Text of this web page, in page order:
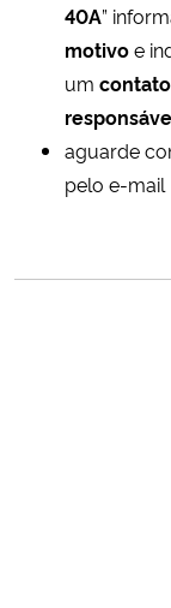
Ministério do Turismo
Ministério do
Controladoria-Geral da
Secretaria-Geral
40A”
motivoe
um
aguarde
pelo e-mail